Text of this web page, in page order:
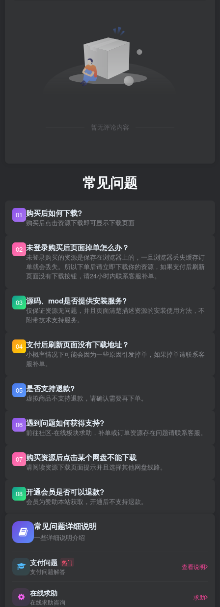
暂无评论内容
常见问题
01 购买后如何下载?
购买后点击资源下载即可显示下载页面
02 未登录购买后页面掉单怎么办？
未登录购买的资源是保存在浏览器上的，一旦浏览器丢失缓存订
单就会丢失。所以下单后请立即下载你的资源，如果支付后刷新
页面没有下载按钮，请24小时内联系客服补单。
03 源码、mod是否提供安装服务?
仅保证资源无问题，并且页面清楚描述资源的安装使用方法，不
附带技术支持服务。
04 支付后刷新页面没有下载地址？
小概率情况下可能会因为一些原因引发掉单，如果掉单请联系客
服补单。
05 是否支持退款?
虚拟商品不支持退款，请确认需要再下单。
06 遇到问题如何获得支持?
前往社区-在线板块求助，补单或订单资源存在问题请联系客服。
07 购买资源后点击某个网盘不能下载
请阅读资源下载页面提示并且选择其他网盘线路。
08 开通会员是否可以退款?
会员为赞助本站获取，开通后不支持退款。
常见问题详细说明
一些详细说明介绍
支付问题 热门
支付问题解答
查看说明
在线求助
在线求助咨询
求助